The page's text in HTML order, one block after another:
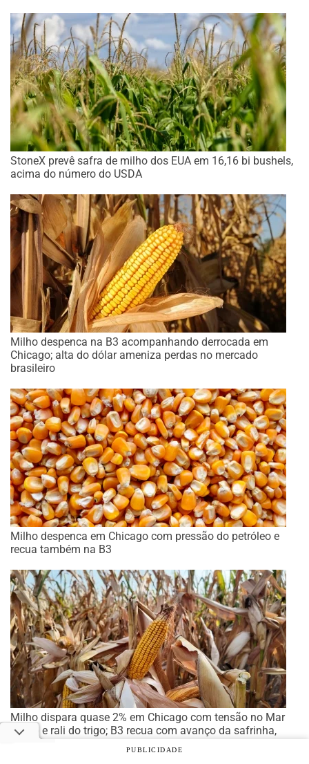
StoneX prevê safra de milho dos EUA em 16,16 bi bushels,
acima do número do USDA
Milho despenca na B3 acompanhando derrocada em
Chicago; alta do dólar ameniza perdas no mercado
brasileiro
Milho despenca em Chicago com pressão do petróleo e
recua também na B3
Milho dispara quase 2% em Chicago com tensão no Mar
Negro e rali do trigo; B3 recua com avanço da safrinha,
mas físico segue firme
PUBLICIDADE